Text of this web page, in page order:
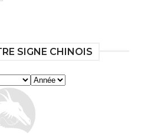
SIGNE CHINOIS